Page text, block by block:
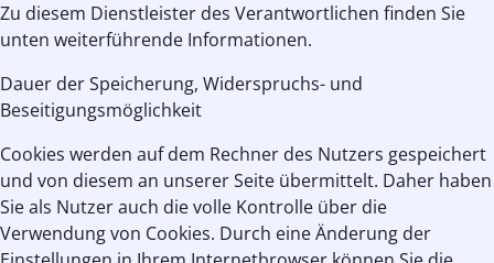
Zu diesem Dienstleister des Verantwortlichen finden Sie
unten weiterführende Informationen.
Dauer der Speicherung, Widerspruchs- und
Beseitigungsmöglichkeit
Cookies werden auf dem Rechner des Nutzers gespeichert
und von diesem an unserer Seite übermittelt. Daher haben
Sie als Nutzer auch die volle Kontrolle über die
Verwendung von Cookies. Durch eine Änderung der